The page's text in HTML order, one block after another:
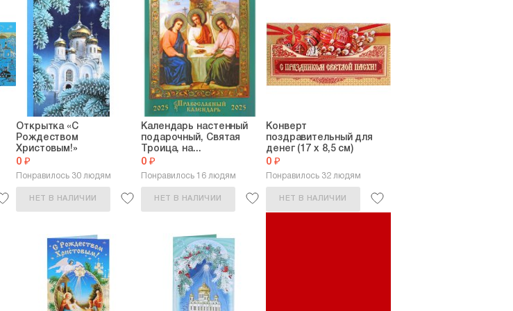
Открытка «С
Рождеством
Христовым!»
0 ₽
Понравилось 30 людям
НЕТ В НАЛИЧИИ
Календарь настенный
подарочный, Святая
Троица, на...
0 ₽
Понравилось 16 людям
НЕТ В НАЛИЧИИ
Конверт
поздравительный для
денег (17 х 8,5 см)
0 ₽
Понравилось 32 людям
НЕТ В НАЛИЧИИ